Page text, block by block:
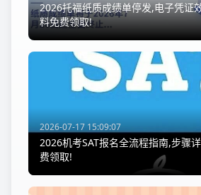
2026托福纸质成绩单停发,电子凭证
料免费领取!
2026-07-17 15:09:07
2026机考SAT报名全流程指南,步骤
费领取!